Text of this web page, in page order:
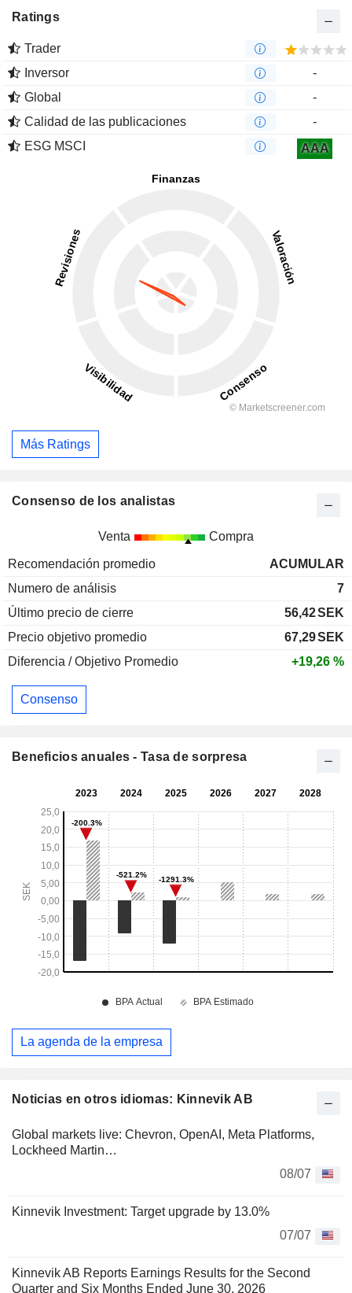
Noticias en otros idiomas: Kinnevik AB
Global markets live: Chevron, OpenAI, Meta Platforms,
Lockheed Martin…
08/07
Kinnevik Investment: Target upgrade by 13.0%
07/07
Kinnevik AB Reports Earnings Results for the Second
Quarter and Six Months Ended June 30, 2026
Ratings
Trader
Inversor
-
Global
-
Calidad de las publicaciones
-
ESG MSCI
AAA
Más Ratings
Consenso de los analistas
Venta Compra
Recomendación promedio
ACUMULAR
Numero de análisis
7
Último precio de cierre
56,42SEK
Precio objetivo promedio
67,29SEK
Diferencia / Objetivo Promedio
+19,26 %
Consenso
Beneficios anuales - Tasa de sorpresa
La agenda de la empresa